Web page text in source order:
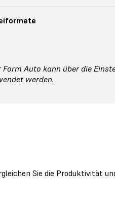
Form Auto kann über die
werden.
Sie die Produktivität